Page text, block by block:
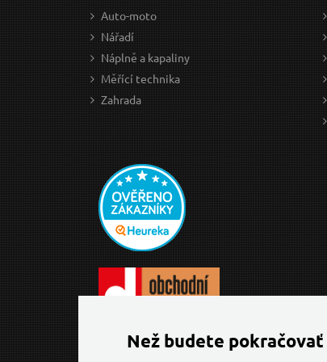
Auto-moto
Nářadí
Náplně a kapaliny
Měřící technika
Zahrada
Než budete pokračovať